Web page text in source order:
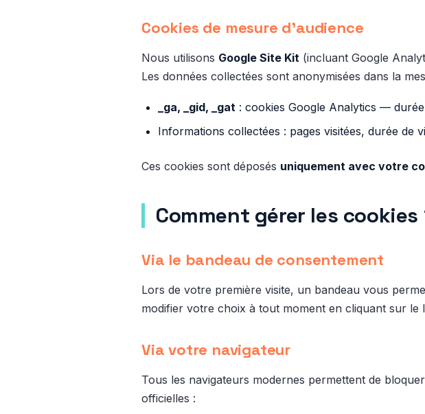
Cookies de mesure d'audience
Nous utilisons Google Site Kit (incluant Google
Les données collectées sont anonymisées dans la
_ga, _gid, _gat : cookies Google Analytics —
Informations collectées : pages visitées, durée de
Ces cookies sont déposés uniquement avec votre
Comment gérer les cookies
Via le bandeau de consentement
Lors de votre première visite, un bandeau vous
modifier votre choix à tout moment en cliquant sur le
Via votre navigateur
Tous les navigateurs modernes permettent de
officielles :